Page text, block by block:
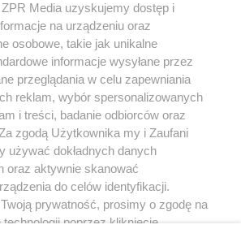
Media uzyskujemy dostęp i
na urządzeniu oraz
osobowe, takie jak unikalne
informacje wysyłane przez
przeglądania w celu zapewniania
reklam, wybór spersonalizowanych
i treści, badanie odbiorców oraz
zgodą Użytkownika my i Zaufani
używać dokładnych danych
oraz aktywnie skanować
do celów identyfikacji.
prywatność, prosimy o zgodę na
poprzez kliknięcie